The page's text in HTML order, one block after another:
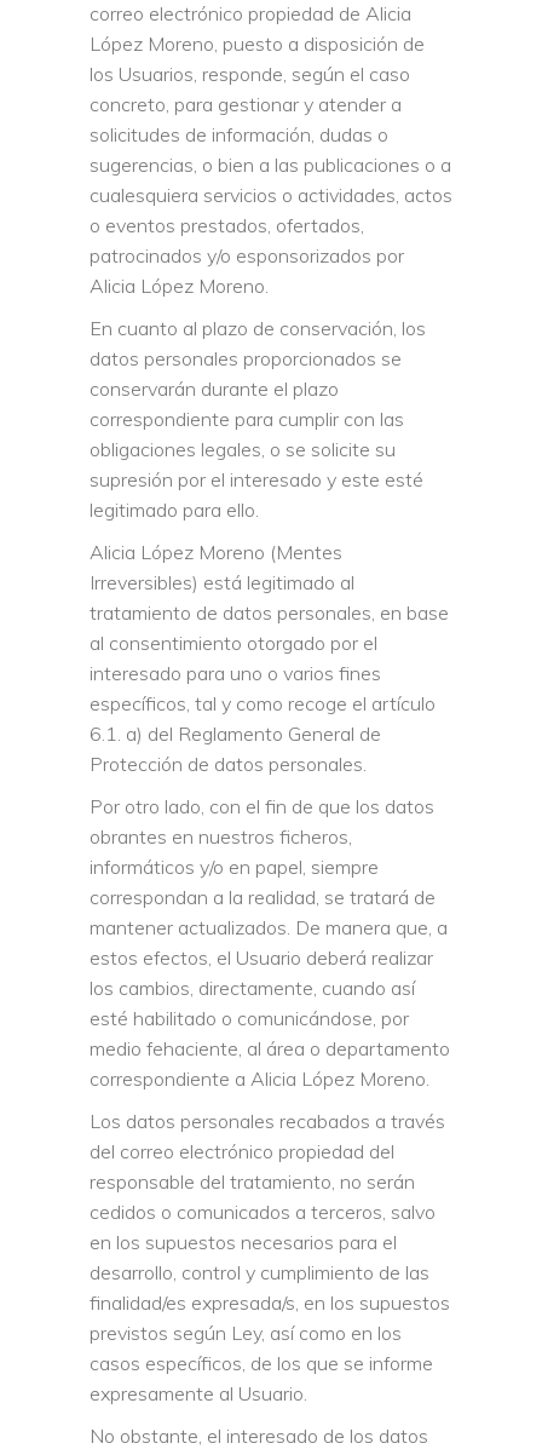
correo electrónico propiedad de Alicia
López Moreno, puesto a disposición de
los Usuarios, responde, según el caso
concreto, para gestionar y atender a
solicitudes de información, dudas o
sugerencias, o bien a las publicaciones o a
cualesquiera servicios o actividades, actos
o eventos prestados, ofertados,
patrocinados y/o esponsorizados por
Alicia López Moreno.
En cuanto al plazo de conservación, los
datos personales proporcionados se
conservarán durante el plazo
correspondiente para cumplir con las
obligaciones legales, o se solicite su
supresión por el interesado y este esté
legitimado para ello.
Alicia López Moreno (Mentes
Irreversibles) está legitimado al
tratamiento de datos personales, en base
al consentimiento otorgado por el
interesado para uno o varios fines
específicos, tal y como recoge el artículo
6.1. a) del Reglamento General de
Protección de datos personales.
Por otro lado, con el fin de que los datos
obrantes en nuestros ficheros,
informáticos y/o en papel, siempre
correspondan a la realidad, se tratará de
mantener actualizados. De manera que, a
estos efectos, el Usuario deberá realizar
los cambios, directamente, cuando así
esté habilitado o comunicándose, por
medio fehaciente, al área o departamento
correspondiente a Alicia López Moreno.
Los datos personales recabados a través
del correo electrónico propiedad del
responsable del tratamiento, no serán
cedidos o comunicados a terceros, salvo
en los supuestos necesarios para el
desarrollo, control y cumplimiento de las
finalidad/es expresada/s, en los supuestos
previstos según Ley, así como en los
casos específicos, de los que se informe
expresamente al Usuario.
No obstante, el interesado de los datos